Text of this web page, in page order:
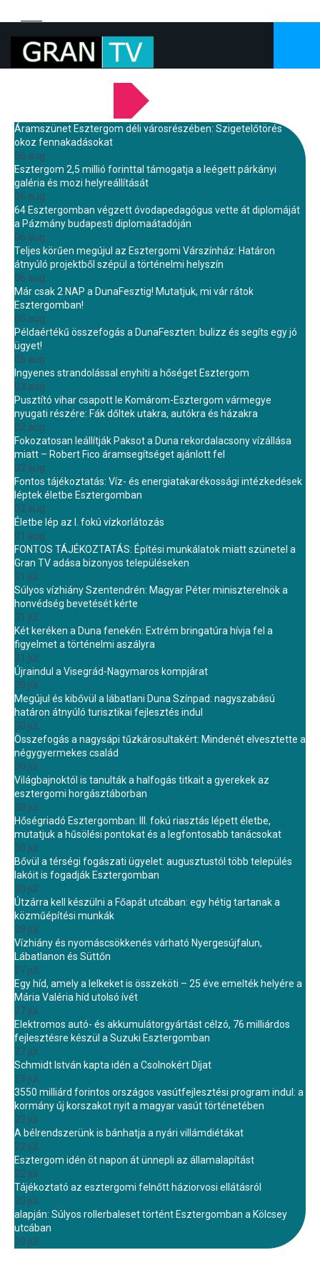
Áramszünet Esztergom déli városrészében: Szigetelőtörés
okoz fennakadásokat
06 aug.
Esztergom 2,5 millió forinttal támogatja a leégett párkányi
galéria és mozi helyreállítását
06 aug.
64 Esztergomban végzett óvodapedagógus vette át diplomáját
a Pázmány budapesti diplomaátadóján
06 aug.
Teljes körűen megújul az Esztergomi Várszínház: Határon
átnyúló projektből szépül a történelmi helyszín
06 aug.
Már csak 2 NAP a DunaFesztig! Mutatjuk, mi vár rátok
Esztergomban!
05 aug.
Példaértékű összefogás a DunaFeszten: bulizz és segíts egy jó
ügyet!
05 aug.
Ingyenes strandolással enyhíti a hőséget Esztergom
03 aug.
Pusztító vihar csapott le Komárom-Esztergom vármegye
nyugati részére: Fák dőltek utakra, autókra és házakra
02 aug.
Fokozatosan leállítják Paksot a Duna rekordalacsony vízállása
miatt – Robert Fico áramsegítséget ajánlott fel
02 aug.
Fontos tájékoztatás: Víz- és energiatakarékossági intézkedések
léptek életbe Esztergomban
02 aug.
Életbe lép az I. fokú vízkorlátozás
01 aug.
FONTOS TÁJÉKOZTATÁS: Építési munkálatok miatt szünetel a
Gran TV adása bizonyos településeken
31 júl.
Súlyos vízhiány Szentendrén: Magyar Péter miniszterelnök a
honvédség bevetését kérte
31 júl.
Két keréken a Duna fenekén: Extrém bringatúra hívja fel a
figyelmet a történelmi aszályra
31 júl.
Újraindul a Visegrád-Nagymaros kompjárat
30 júl.
Megújul és kibővül a lábatlani Duna Színpad: nagyszabású
határon átnyúló turisztikai fejlesztés indul
30 júl.
Összefogás a nagysápi tűzkárosultakért: Mindenét elvesztette a
négygyermekes család
30 júl.
Világbajnoktól is tanulták a halfogás titkait a gyerekek az
esztergomi horgásztáborban
30 júl.
Hőségriadó Esztergomban: III. fokú riasztás lépett életbe,
mutatjuk a hűsölési pontokat és a legfontosabb tanácsokat
30 júl.
Bővül a térségi fogászati ügyelet: augusztustól több település
lakóit is fogadják Esztergomban
30 júl.
Útzárra kell készülni a Főapát utcában: egy hétig tartanak a
közműépítési munkák
28 júl.
Vízhiány és nyomáscsökkenés várható Nyergesújfalun,
Lábatlanon és Süttőn
27 júl.
Egy híd, amely a lelkeket is összeköti – 25 éve emelték helyére a
Mária Valéria híd utolsó ívét
27 júl.
Elektromos autó- és akkumulátorgyártást célzó, 76 milliárdos
fejlesztésre készül a Suzuki Esztergomban
27 júl.
Schmidt István kapta idén a Csolnokért Díjat
23 júl.
3550 milliárd forintos országos vasútfejlesztési program indul: a
kormány új korszakot nyit a magyar vasút történetében
22 júl.
A bélrendszerünk is bánhatja a nyári villámdiétákat
22 júl.
Esztergom idén öt napon át ünnepli az államalapítást
22 júl.
Tájékoztató az esztergomi felnőtt háziorvosi ellátásról
20 júl.
alapján: Súlyos rollerbaleset történt Esztergomban a Kölcsey
utcában
20 júl.